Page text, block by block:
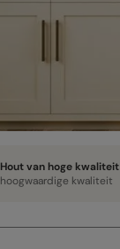
Hout van hoge kwaliteit
hoogwaardige kwaliteit